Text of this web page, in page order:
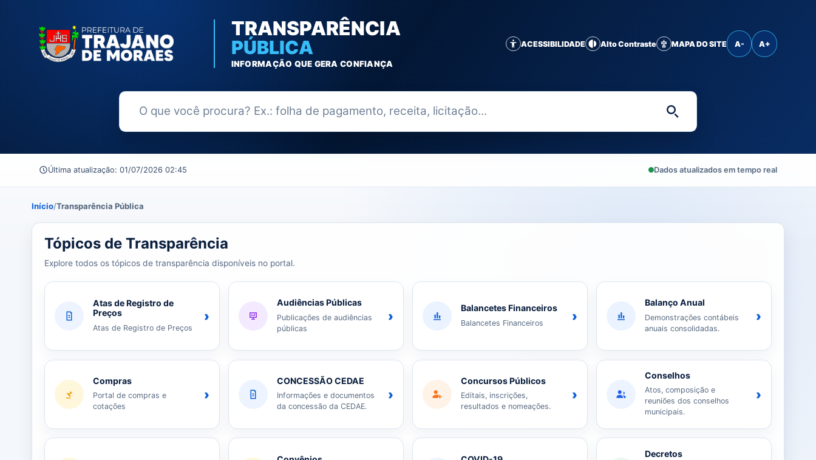
TRANSPARÊNCIA
PÚBLICA
INFORMAÇÃO QUE GERA CONFIANÇA
ACESSIBILIDADE Alto Contraste MAPA DO SITE A- A+
Buscar no Portal da Transparência Digite uma palavra-
Última atualização: 01/07/2026 02:45 Dados atualizados em tempo real
Início/Transparência Pública
39 tópicos carregados do banco de dados.
Tópicos de Transparência
Explore todos os tópicos de transparência disponíveis no portal.
Atas de Registro de
Preços
Atas de Registro de Preços
›
Audiências Públicas
Publicações de audiências
públicas
›
Balancetes Financeiros
Balancetes Financeiros ›
Balanço Anual
Demonstrações contábeis
anuais consolidadas.
›
Compras
Portal de compras e
cotações
›
CONCESSÃO CEDAE
Informações e documentos
da concessão da CEDAE.
›
Concursos Públicos
Editais, inscrições,
resultados e nomeações.
›
Conselhos
Atos, composição e
reuniões dos conselhos
municipais.
›
Decretos